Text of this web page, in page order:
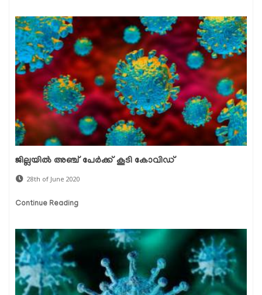
ജില്ലയില്‍ അഞ്ച് പേര്‍ക്ക് കൂടി കോവിഡ്
28th of June 2020
Continue Reading